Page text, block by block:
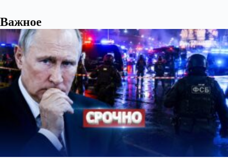
Важное